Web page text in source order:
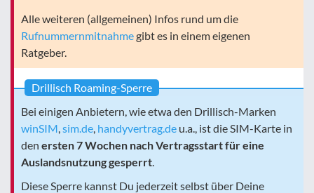
Alle weiteren (allgemeinen) Infos rund um die
Rufnummernmitnahmegibt es in einem eigenen
Ratgeber.
Drillisch Roaming-Sperre
Bei einigen Anbietern, wie etwa den Drillisch-Marken
winSIM sim.de handyvertrag.de u.a., ist die SIM-Karte in
den ersten 7 Wochen nach Vertragsstart für eine
Auslandsnutzung gesperrt
Diese Sperre kannst Du jederzeit selbst über Deine